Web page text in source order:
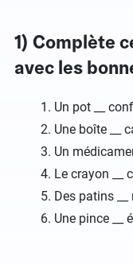
1) Complète
avec les
Un pot __
Une boîte __
Un
Le crayon __
Des patins
Une pince __